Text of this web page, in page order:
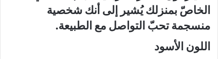
الخاصّ بمنزلك يُشير إلى أنك شخصية
منسجمة تحبّ التواصل مع الطبيعة.
اللون الأسود